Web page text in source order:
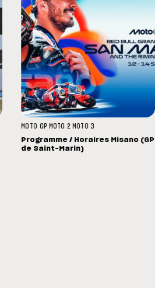
MOTO GP MOTO 2 MOTO 3
Programme / Horaires Misano (GP
de Saint-Marin)